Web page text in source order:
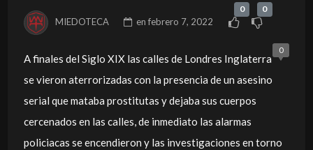
Serial.MIEDOTECA enfebrero 7, 2022
0 0
0
A finales del Siglo XIX las calles de Londres Inglaterra
se vieron aterrorizadas con la presencia de un asesino
serial que mataba prostitutas y dejaba sus cuerpos
cercenados en las calles, de inmediato las alarmas
policiacas se encendieron y las investigaciones en torno